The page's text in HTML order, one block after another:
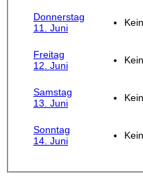
Donnerstag
11. Juni
Freitag
12. Juni
Samstag
13. Juni
Sonntag
14. Juni